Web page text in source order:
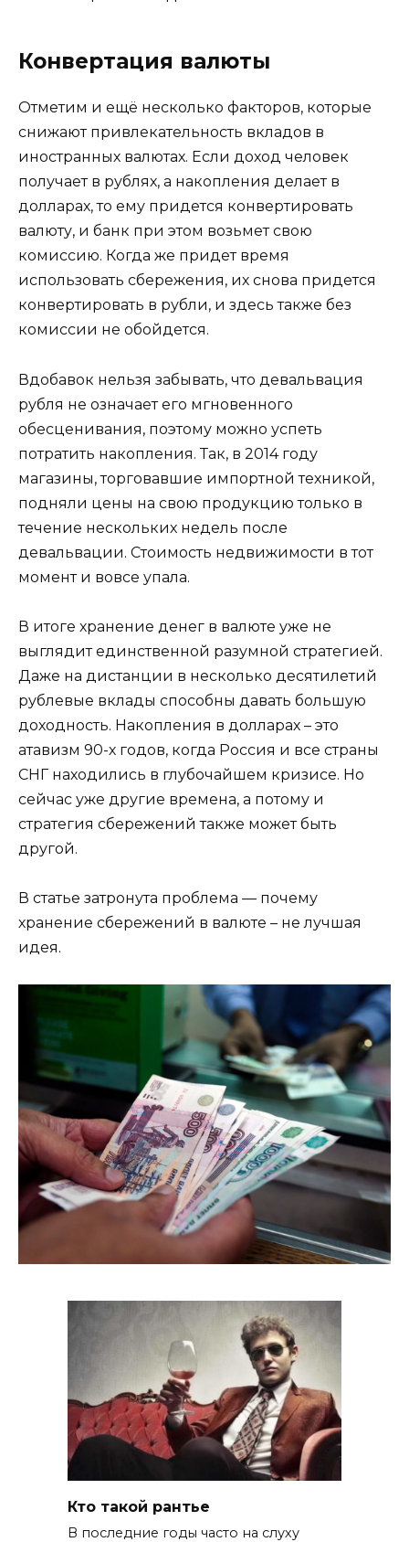
Конвертация валюты
Отметим и ещё несколько факторов, которые
снижают привлекательность вкладов в
иностранных валютах. Если доход человек
получает в рублях, а накопления делает в
долларах, то ему придется конвертировать
валюту, и банк при этом возьмет свою
комиссию. Когда же придет время
использовать сбережения, их снова придется
конвертировать в рубли, и здесь также без
комиссии не обойдется.
Вдобавок нельзя забывать, что девальвация
рубля не означает его мгновенного
обесценивания, поэтому можно успеть
потратить накопления. Так, в 2014 году
магазины, торговавшие импортной техникой,
подняли цены на свою продукцию только в
течение нескольких недель после
девальвации. Стоимость недвижимости в тот
момент и вовсе упала.
В итоге хранение денег в валюте уже не
выглядит единственной разумной стратегией.
Даже на дистанции в несколько десятилетий
рублевые вклады способны давать большую
доходность. Накопления в долларах – это
атавизм 90-х годов, когда Россия и все страны
СНГ находились в глубочайшем кризисе. Но
сейчас уже другие времена, а потому и
стратегия сбережений также может быть
другой.
В статье затронута проблема — почему
хранение сбережений в валюте – не лучшая
идея.
Кто такой рантье
В последние годы часто на слуху